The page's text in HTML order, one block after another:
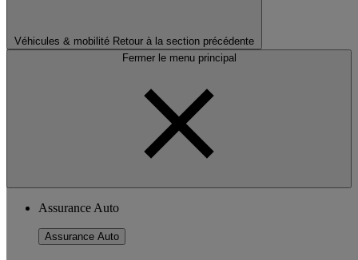
Véhicules & mobilité Retour à la section précédente
Fermer le menu principal
Assurance Auto
Assurance Auto